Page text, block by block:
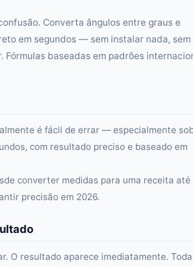
Converta ângulos entre graus e
em segundos — sem instalar nada, sem
baseadas em padrões
é fácil de errar — especialmente
com resultado preciso e baseado em
converter medidas para uma receita até
precisão em 2026.
O resultado aparece imediatamente.